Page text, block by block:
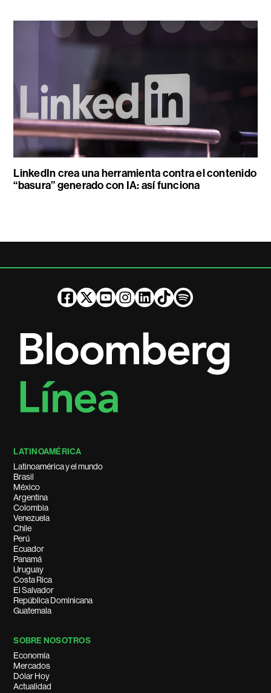
LinkedIn crea una herramienta contra el contenido
“basura” generado con IA: así funciona
LATINOAMÉRICA
Latinoamérica y el mundo
Brasil
México
Argentina
Colombia
Venezuela
Chile
Perú
Ecuador
Panamá
Uruguay
Costa Rica
El Salvador
República Dominicana
Guatemala
SOBRE NOSOTROS
Economía
Mercados
Dólar Hoy
Actualidad